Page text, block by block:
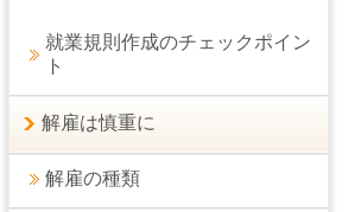
就業規則作成のチェックポイン
ト
解雇は慎重に
解雇の種類